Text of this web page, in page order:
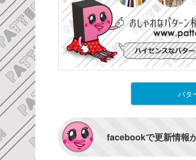
パタ
facebookで更新情報